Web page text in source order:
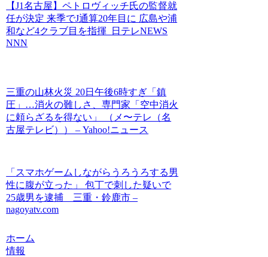
【J1名古屋】ペトロヴィッチ氏の監督就
任が決定 来季でJ通算20年目に 広島や浦
和など4クラブ目を指揮 日テレNEWS
NNN
三重の山林火災 20日午後6時すぎ「鎮
圧」…消火の難しさ、専門家「空中消火
に頼らざるを得ない」 （メ〜テレ（名
古屋テレビ）） – Yahoo!ニュース
「スマホゲームしながらうろうろする男
性に腹が立った」 包丁で刺した疑いで
25歳男を逮捕 三重・鈴鹿市 –
nagoyatv.com
ホーム
情報